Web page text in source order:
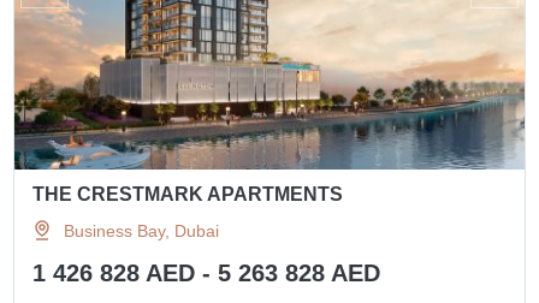
THE CRESTMARK APARTMENTS
Business Bay, Dubai
1 426 828 AED - 5 263 828 AED